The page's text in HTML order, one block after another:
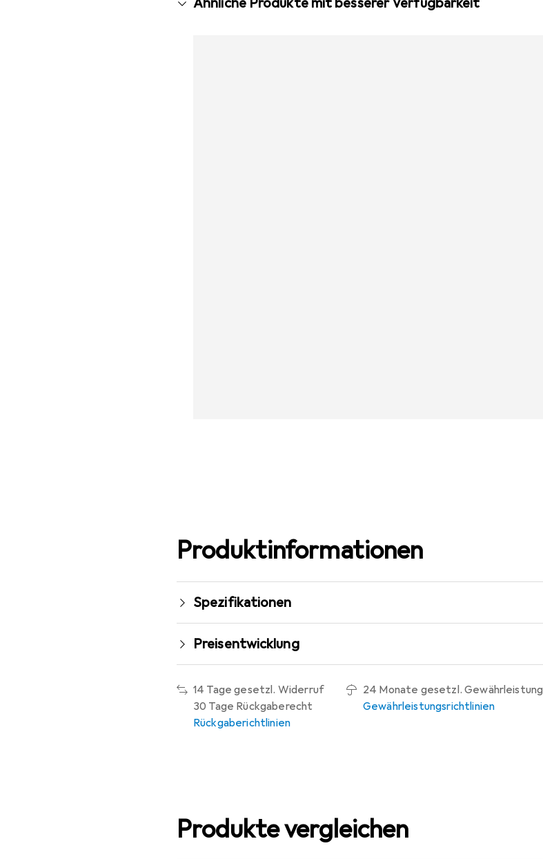
Produktinformationen
Spezifikationen
Preisentwicklung
14 Tage gesetzl. Widerruf
30 Tage Rückgaberecht
Rückgaberichtlinien
24 Monate gesetzl. Gewährleistung
Gewährleistungsrichtlinien
Produkte vergleichen